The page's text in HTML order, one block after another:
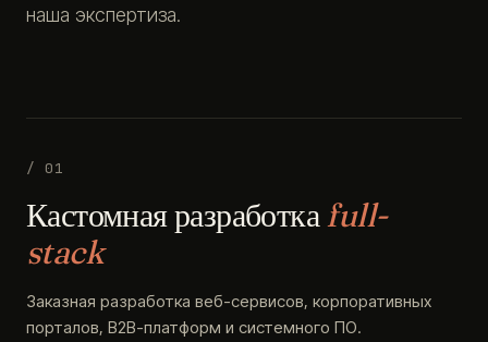
наша экспертиза.
/ 01
Кастомная разработкаfull-
stack
Заказная разработка веб-сервисов, корпоративных
порталов, B2B-платформ и системного ПО.